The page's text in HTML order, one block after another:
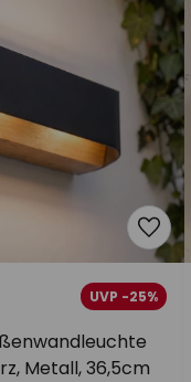
Metall, 36,5cm
UVP -25%